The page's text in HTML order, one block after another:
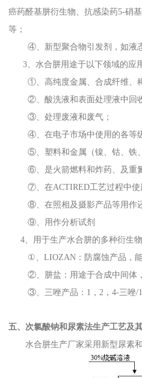
癌药醛基肼衍生物、抗感染药5-硝
等；
④、新型聚合物引发剂，如液
3、水合肼用途于以下领域的应
①、高纯度金属、合成纤维、稀
②、酸洗液和表面处理液中回
③、处理废液和废气；
④、在电子市场中使用的各等级
⑤、塑料和金属（镍、钴、铁、
⑥、是火箭燃料和炸药、及重氮
⑦、在ACTIRED工艺过程中使
⑧、在照相及摄影产品等用作还
⑨、用作分析试剂
4、用于生产水合肼的多种衍生
①、LIOZAN：防腐蚀产品，能
②、肼盐：用途于合成中间体，
③、三唑产品：1，2，4-三唑/1
五、次氯酸钠和尿素法生产工艺及
水合肼生产厂家采用新型尿素